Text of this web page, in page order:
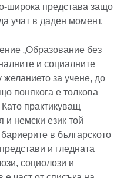
широка представа защо
учат в даден момент.
„Образование без
и социалните
желанието за учене, до
понякога е толкова
практикуващ
немски език той
в българското
и гледната
социолози и